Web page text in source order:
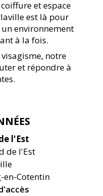
et espace
est là pour
environnement
à la fois.
notre
et répondre à
l'Est
de l'Est
en-Cotentin